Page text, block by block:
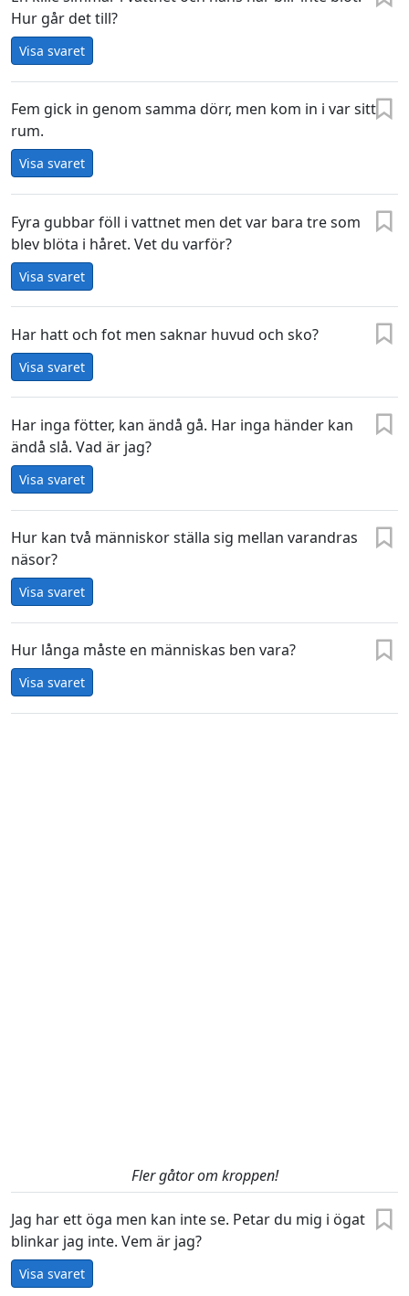
Hur går det till?
Visa svaret
Fem gick in genom samma dörr, men kom in i var sitt
rum.
Visa svaret
Fyra gubbar föll i vattnet men det var bara tre som
blev blöta i håret. Vet du varför?
Visa svaret
Har hatt och fot men saknar huvud och sko?
Visa svaret
Har inga fötter, kan ändå gå. Har inga händer kan
ändå slå. Vad är jag?
Visa svaret
Hur kan två människor ställa sig mellan varandras
näsor?
Visa svaret
Hur långa måste en människas ben vara?
Visa svaret
Fler gåtor om kroppen!
Jag har ett öga men kan inte se. Petar du mig i ögat
blinkar jag inte. Vem är jag?
Visa svaret